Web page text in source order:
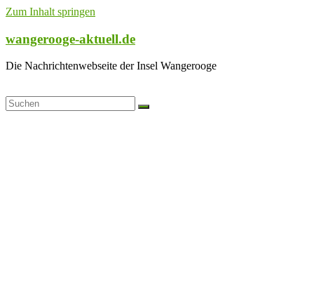
Zum Inhalt springen
wangerooge-aktuell.de
Die Nachrichtenwebseite der Insel Wangerooge